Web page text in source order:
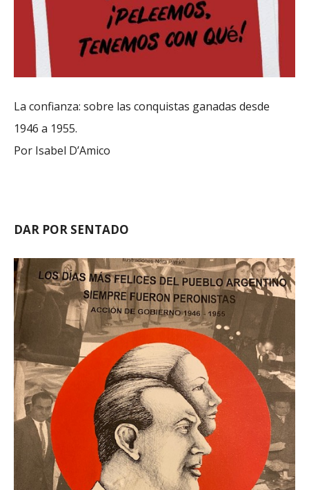
La confianza: sobre las conquistas ganadas desde
1946 a 1955.
Por Isabel D’Amico
DAR POR SENTADO